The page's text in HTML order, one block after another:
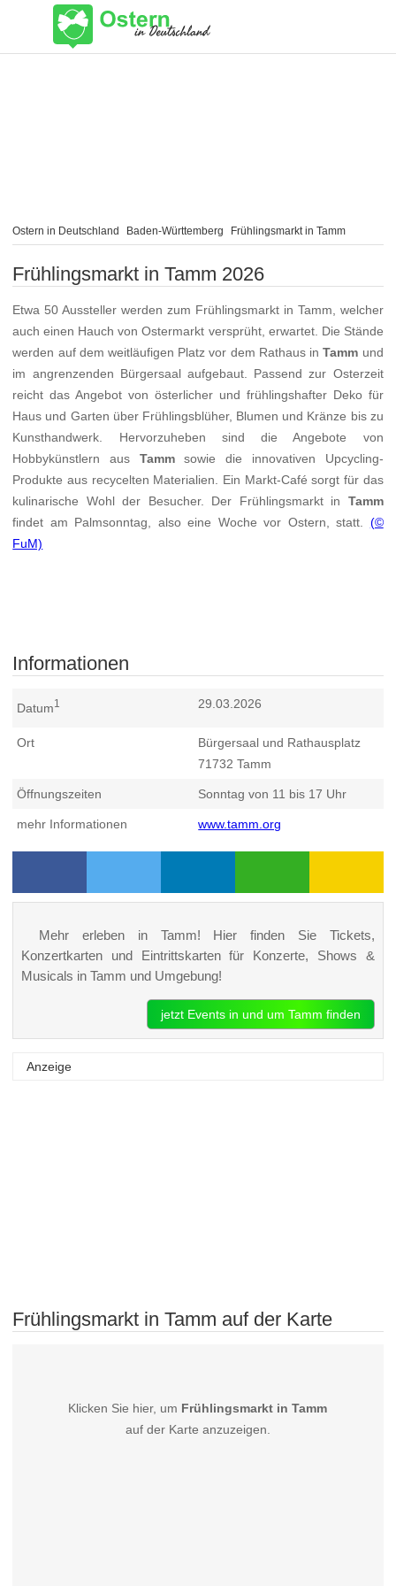
Ostern in Deutschland Baden-Württemberg Frühlingsmarkt in Tamm
Frühlingsmarkt in Tamm 2026
Etwa 50 Aussteller werden zum Frühlingsmarkt in Tamm, welcher
auch einen Hauch von Ostermarkt versprüht, erwartet. Die Stände
werden auf dem weitläufigen Platz vor dem Rathaus inTamm und
im angrenzenden Bürgersaal aufgebaut. Passend zur Osterzeit
reicht das Angebot von österlicher und frühlingshafter Deko für
Haus und Garten über Frühlingsblüher, Blumen und Kränze bis zu
Kunsthandwerk. Hervorzuheben sind die Angebote von
Hobbykünstlern aus Tammsowie die innovativen Upcycling-
Produkte aus recycelten Materialien. Ein Markt-Café sorgt für das
kulinarische Wohl der Besucher. Der Frühlingsmarkt in Tamm
findet am Palmsonntag, also eine Woche vor Ostern, statt. (©
FuM)
Informationen
Datum1 29.03.2026
Ort
Bürgersaal und Rathausplatz
71732 Tamm
Öffnungszeiten Sonntag von 11 bis 17 Uhr
mehr Informationen www.tamm.org
Mehr erleben in Tamm! Hier finden Sie Tickets,
Konzertkarten und Eintrittskarten für Konzerte, Shows &
Musicals in Tamm und Umgebung!
jetzt Events in und um Tamm finden
Anzeige
Frühlingsmarkt in Tamm auf der Karte
Klicken Sie hier, um Frühlingsmarkt in Tamm
auf der Karte anzuzeigen.